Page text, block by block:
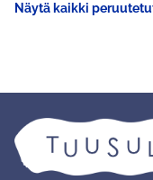
Näytä kaikki